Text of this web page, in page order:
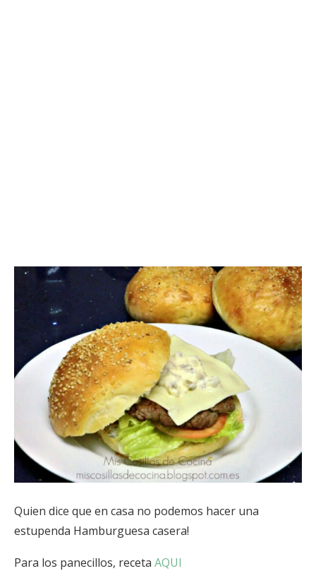
Quien dice que en casa no podemos hacer una
estupenda Hamburguesa casera!
Para los panecillos, receta AQUI